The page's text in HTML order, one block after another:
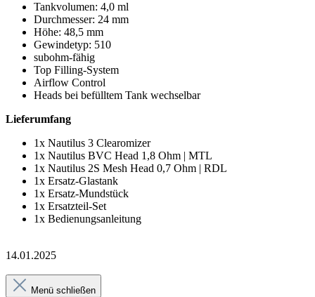
Tankvolumen: 4,0 ml
Durchmesser: 24 mm
Höhe: 48,5 mm
Gewindetyp: 510
subohm-fähig
Top Filling-System
Airflow Control
Heads bei befülltem Tank wechselbar
Lieferumfang
1x Nautilus 3 Clearomizer
1x Nautilus BVC Head 1,8 Ohm | MTL
1x Nautilus 2S Mesh Head 0,7 Ohm | RDL
1x Ersatz-Glastank
1x Ersatz-Mundstück
1x Ersatzteil-Set
1x Bedienungsanleitung
14.01.2025
Menü schließen